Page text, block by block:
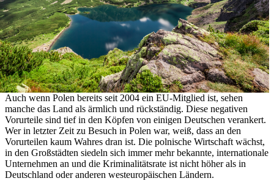
Auch wenn Polen bereits seit 2004 ein EU-Mitglied ist, sehen
manche das Land als ärmlich und rückständig. Diese negativen
Vorurteile sind tief in den Köpfen von einigen Deutschen verankert.
Wer in letzter Zeit zu Besuch in Polen war, weiß, dass an den
Vorurteilen kaum Wahres dran ist. Die polnische Wirtschaft wächst,
in den Großstädten siedeln sich immer mehr bekannte, internationale
Unternehmen an und die Kriminalitätsrate ist nicht höher als in
Deutschland oder anderen westeuropäischen Ländern.